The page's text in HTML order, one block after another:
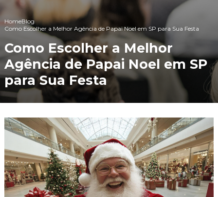
HomeBlog
Como Escolher a Melhor Agência de Papai Noel em SP para Sua Festa
Como Escolher a Melhor
Agência de Papai Noel em SP
para Sua Festa